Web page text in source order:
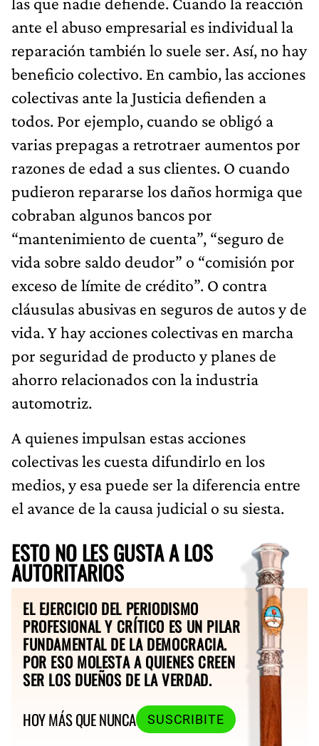
ante el abuso empresarial es individual la
reparación también lo suele ser. Así, no hay
beneficio colectivo. En cambio, las acciones
colectivas ante la Justicia defienden a
todos. Por ejemplo, cuando se obligó a
varias prepagas a retrotraer aumentos por
razones de edad a sus clientes. O cuando
pudieron repararse los daños hormiga que
cobraban algunos bancos por
“mantenimiento de cuenta”, “seguro de
vida sobre saldo deudor” o “comisión por
exceso de límite de crédito”. O contra
cláusulas abusivas en seguros de autos y de
vida. Y hay acciones colectivas en marcha
por seguridad de producto y planes de
ahorro relacionados con la industria
automotriz.
A quienes impulsan estas acciones
colectivas les cuesta difundirlo en los
medios, y esa puede ser la diferencia entre
el avance de la causa judicial o su siesta.
ESTO NO LES GUSTA A LOS
AUTORITARIOS
EL EJERCICIO DEL PERIODISMO
PROFESIONAL Y CRÍTICO ES UN PILAR
FUNDAMENTAL DE LA DEMOCRACIA.
POR ESO MOLESTA A QUIENES CREEN
SER LOS DUEÑOS DE LA VERDAD.
HOY MÁS QUE NUNCA
SUSCRIBITE